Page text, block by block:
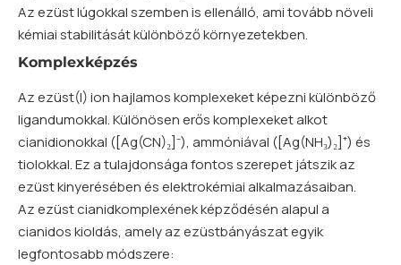
Az ezüst lúgokkal szemben is ellenálló, ami tovább növeli
kémiai stabilitását különböző környezetekben.
Komplexképzés
Az ezüst(I) ion hajlamos komplexeket képezni különböző
ligandumokkal. Különösen erős komplexeket alkot
cianidionokkal ([Ag(CN)₂]⁻), ammóniával ([Ag(NH₃)₂]⁺) és
tiolokkal. Ez a tulajdonsága fontos szerepet játszik az
ezüst kinyerésében és elektrokémiai alkalmazásaiban.
Az ezüst cianidkomplexének képződésén alapul a
cianidos kioldás, amely az ezüstbányászat egyik
legfontosabb módszere: